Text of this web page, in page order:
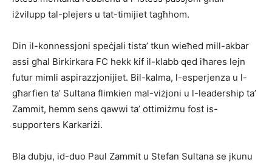
iżvilupp tal-plejers u tat-timijiet tagħhom.
Din il-konnessjoni speċjali tista’ tkun wieħed mill-akbar
assi għal Birkirkara FC hekk kif il-klabb qed iħares lejn
futur mimli aspirazzjonijiet. Bil-kalma, l-esperjenza u l-
għarfien ta’ Sultana flimkien mal-viżjoni u l-leadership ta’
Zammit, hemm sens qawwi ta’ ottimiżmu fost is-
supporters Karkariżi.
Bla dubju, id-duo Paul Zammit u Stefan Sultana se jkunu